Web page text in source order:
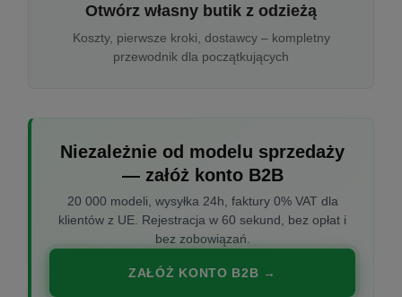
Otwórz własny butik z odzieżą
Koszty, pierwsze kroki, dostawcy – kompletny
przewodnik dla początkujących
Niezależnie od modelu sprzedaży
— załóż konto B2B
20 000 modeli, wysyłka 24h, faktury 0% VAT dla
klientów z UE. Rejestracja w 60 sekund, bez opłat i
bez zobowiązań.
ZAŁÓŻ KONTO B2B →